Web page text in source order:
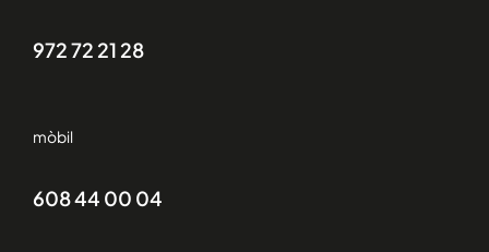
972 72 21 28
mòbil
608 44 00 04